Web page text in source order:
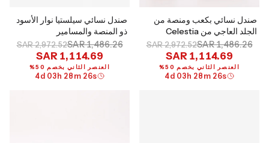
صندل نسائي بكعب ومنصة من
الجلد العاجي من Celestia
SAR 1,486.26
SAR 2,972.52
SAR 1,114.69
العنصر الثاني بخصم 50%
4d 03 h 28 m 25s
صندل نسائي سيلستيا نوار الأسود
ذو المنصة والمسامير
SAR 1,486.26
SAR 2,972.52
SAR 1,114.69
العنصر الثاني بخصم 50%
4d 03 h 28 m 25s